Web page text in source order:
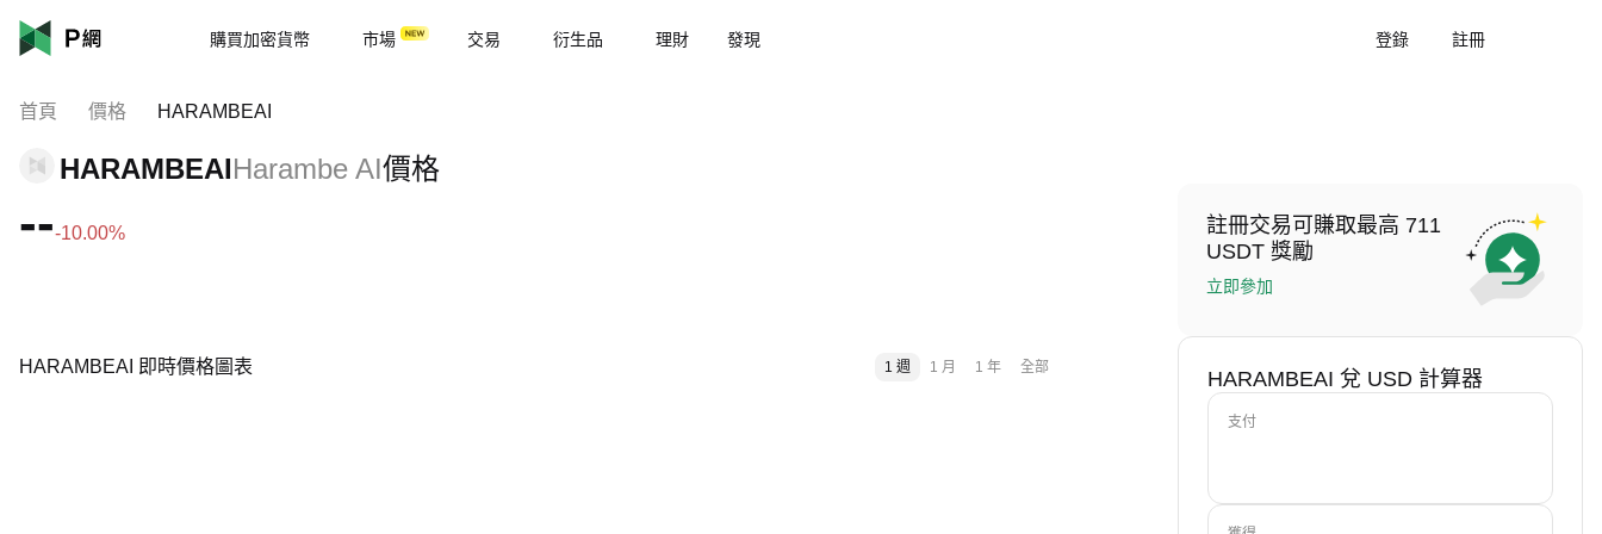
購買加密貨幣 市場 交易 衍生品 理財 發現 登錄 註冊
首頁 價格 HARAMBEAI
HARAMBEAIHarambe AI價格
---10.00%
HARAMBEAI 即時價格圖表 1 週 1 月 1 年 全部
註冊交易可賺取最高 711
USDT 獎勵
立即參加
HARAMBEAI 兌 USD 計算器
支付